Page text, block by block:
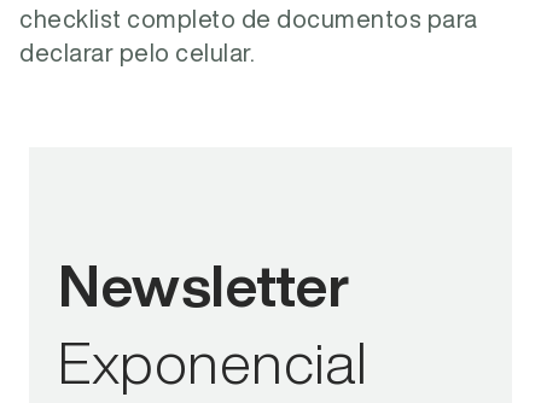
checklist completo de documentos para
declarar pelo celular.
Newsletter
Exponencial